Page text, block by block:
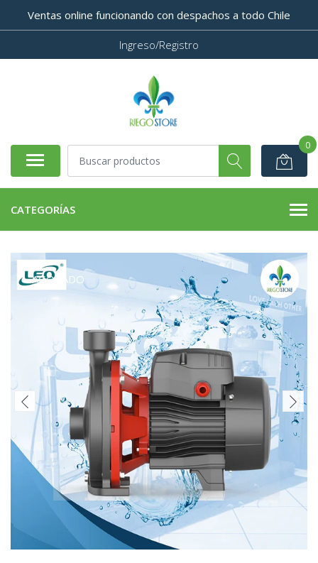
Ventas online funcionando con despachos a todo Chile
Ingreso/Registro
0
CATEGORÍAS
AGOTADO